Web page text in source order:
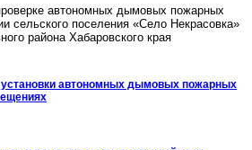
автономных дымовых пожарных
сельского поселения «Село Некрасовка»
района Хабаровского края
автономных дымовых пожарных